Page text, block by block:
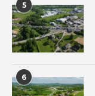
5
6